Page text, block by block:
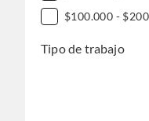
$100.000 -
Tipo de trabajo